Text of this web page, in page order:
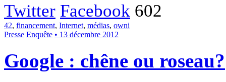
Twitter Facebook 602
42, financement, Internet, médias, owni
Presse Enquête • 13 décembre 2012
Google : chêne ou roseau?